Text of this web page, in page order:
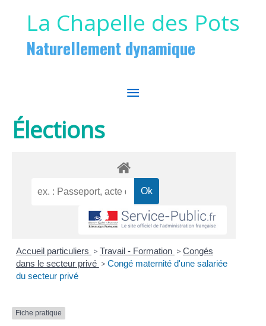
La Chapelle des Pots
Naturellement dynamique
MENU
Élections
Accueil particuliers > Travail - Formation > Congés
dans le secteur privé > Congé maternité d'une salariée
du secteur privé
Fiche pratique